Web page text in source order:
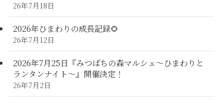
26年7月18日
2026年ひまわりの成長記録🌻
26年7月12日
2026年7月25日『みつばちの森マルシェ～ひまわりと
ランタンナイト～』開催決定！
26年7月2日